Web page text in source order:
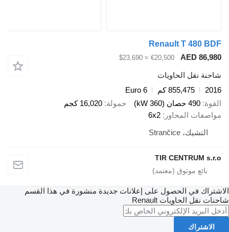
Renault T 480 BDF
AED 86,980
€20,500
≈ $23,690
شاحنة نقل الحاويات
2016
855,475 كم
Euro 6
القوة 490 حصان (360 kW) حمولة 16,020 كجم
مواصفات المحاور
6x2
التشيك، Strančice
TIR CENTRUM s.r.o
الاشتراك في الحصول على إعلانات جديدة منشورة في هذا القسم
شاحنات نقل الحاويات Renault
الاشتراك